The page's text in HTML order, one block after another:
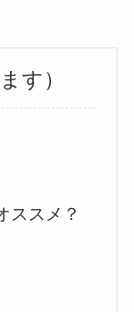
す）
ススメ？